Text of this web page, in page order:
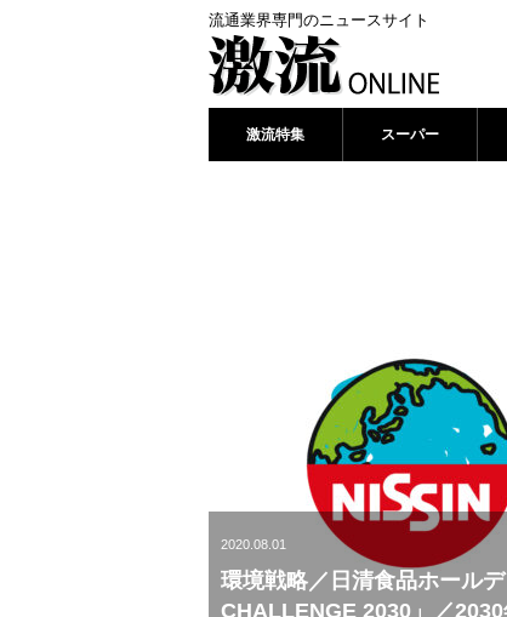
流通業界専門のニュースサイト
激流特集 スーパー
2020.08.01
環境戦略／日清食品ホール
CHALLENGE 2030」／